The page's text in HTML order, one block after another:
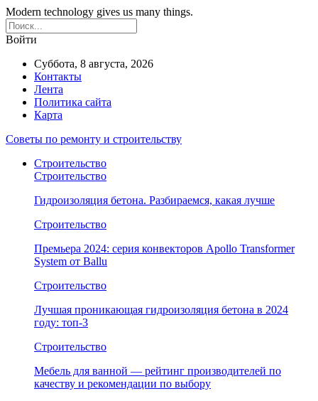
Modern technology gives us many things.
Войти
Суббота, 8 августа, 2026
Контакты
Лента
Политика сайта
Карта
Советы по ремонту и строительству
Строительство
Строительство
Гидроизоляция бетона. Разбираемся, какая лучше
Строительство
Премьера 2024: серия конвекторов Apollo Transformer
System от Ballu
Строительство
Лучшая проникающая гидроизоляция бетона в 2024
году: топ-3
Строительство
Мебель для ванной — рейтинг производителей по
качеству и рекомендации по выбору